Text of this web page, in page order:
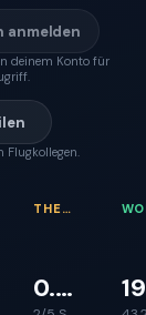
anmelden
deinem Konto für
Flugkollegen.
THERMIKQUALITÄT
0.2 m/s